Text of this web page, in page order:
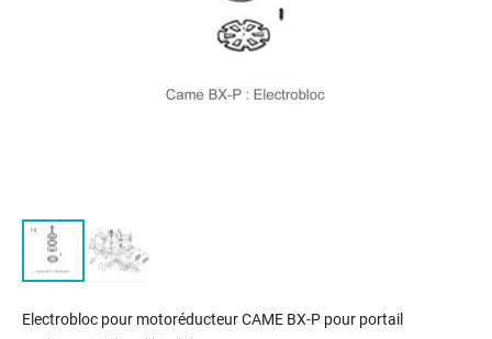
to
Electrobloc pour motoréducteurCAME BX-P pour portail